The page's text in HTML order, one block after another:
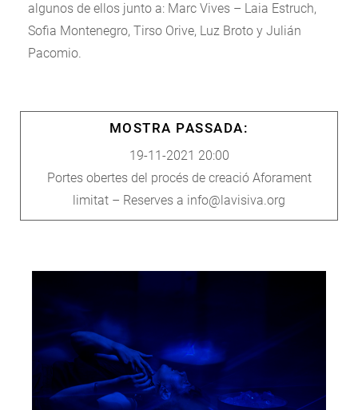
algunos de ellos junto a: Marc Vives – Laia Estruch,
Sofia Montenegro, Tirso Orive, Luz Broto y Julián
Pacomio.
MOSTRA PASSADA:
19-11-2021 20:00
Portes obertes del procés de creació Aforament
limitat – Reserves a info@lavisiva.org